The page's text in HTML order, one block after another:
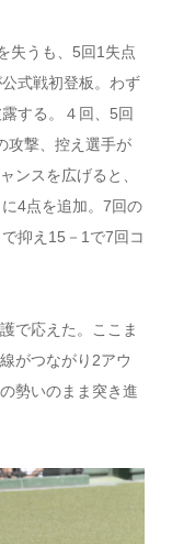
失うも、5回1失点
式戦初登板。わず
する。４回、5回
攻撃、控え選手が
ンスを広げると、
4点を追加。7回の
抑え15－1で7回コ
で応えた。ここま
がつながり2アウ
勢いのまま突き進